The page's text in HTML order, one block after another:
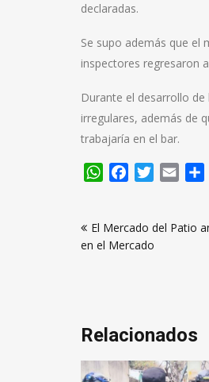
declaradas.
Se supo además que el
inspectores regresaron
Durante el desarrollo
irregulares, además de
trabajaría en el bar.
WhatsApp
FacebookTwitter
Email
deEl Mercado del Patio
en el Mercado
Relacionados